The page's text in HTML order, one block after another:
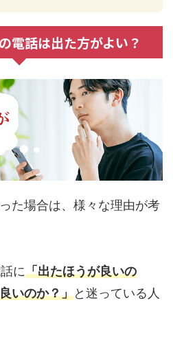
電話は出た方がよい？
た場合は、様々な理由が考
に「出たほうが良いの
いのか？」と迷っている人